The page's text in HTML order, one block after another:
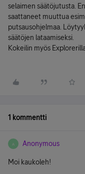
selaimen säätöjutusta.
saattaneet muuttua
putsausohjelmaa.
säätöjen lataamiseksi.
Kokeilin myös
1 kommentti
A Anonymous
Moi kaukoleh!